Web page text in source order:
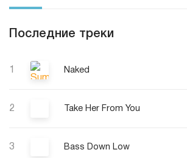
Последние треки
Naked
2 Take Her From You
3 Bass Down Low